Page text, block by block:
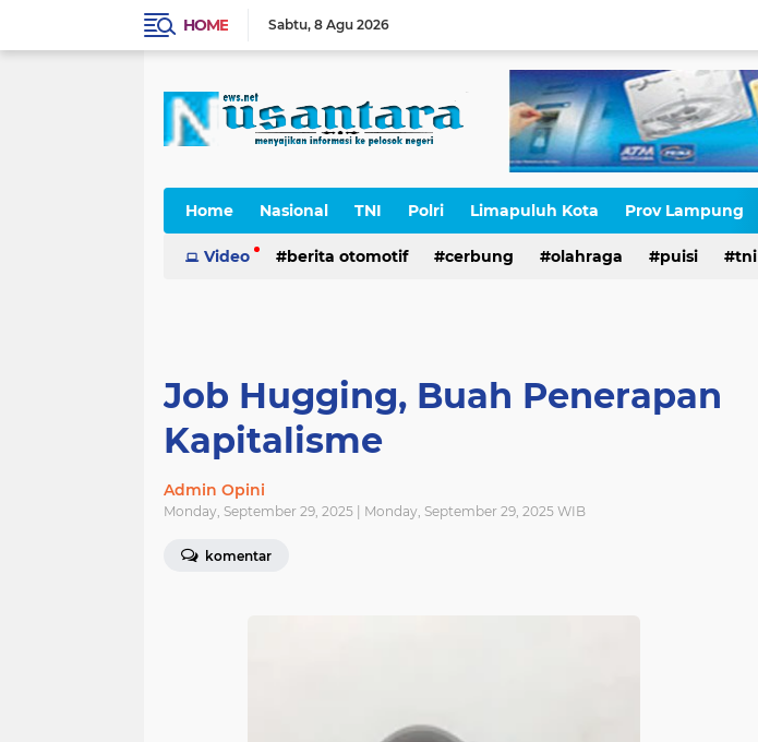
HOME Sabtu 8 Agu 2026
Home Nasional TNI Polri Limapuluh Kota Prov Lampung
Cerpen
Video berita otomotif cerbung olahraga puisi tni
Job Hugging, Buah Penerapan
Kapitalisme
Admin Opini
Monday, September 29, 2025 | Monday, September 29, 2025 WIB
komentar